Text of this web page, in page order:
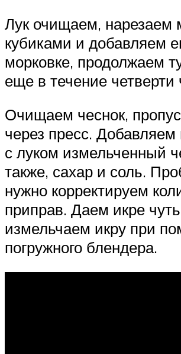
Лук очищаем, нарезаем
кубиками и добавляем
морковке, продолжаем
еще в течение четверти
Очищаем чеснок,
через пресс. Добавляем
с луком измельченный
также, сахар и соль.
нужно корректируем
приправ. Даем икре
измельчаем икру при
погружного блендера.